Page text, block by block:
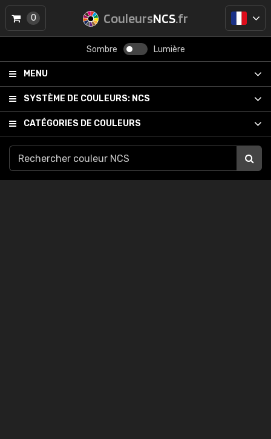
CouleursNCS.fr
Sombre Lumière
MENU
SYSTÈME DE COULEURS: NCS
CATÉGORIES DE COULEURS
0